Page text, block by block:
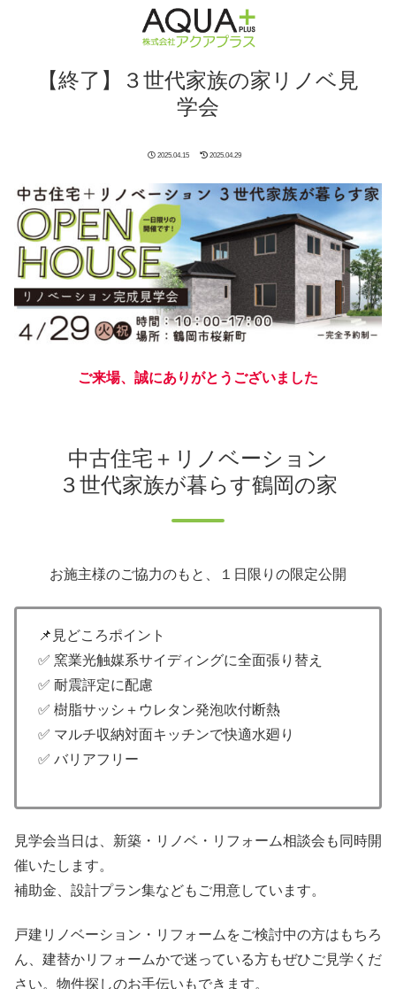
【終了】３世代家族の家リノベ見
学会
2025.04.15 2025.04.29
ご来場、誠にありがとうございました
中古住宅＋リノベーション
３世代家族が暮らす鶴岡の家
お施主様のご協力のもと、１日限りの限定公開
📌見どころポイント
✅ 窯業光触媒系サイディングに全面張り替え
✅ 耐震評定に配慮
✅ 樹脂サッシ＋ウレタン発泡吹付断熱
✅ マルチ収納対面キッチンで快適水廻り
✅ バリアフリー
見学会当日は、新築・リノベ・リフォーム相談会も同時開
催いたします。
補助金、設計プラン集などもご用意しています。
戸建リノベーション・リフォームをご検討中の方はもちろ
ん、建替かリフォームかで迷っている方もぜひご見学くだ
さい。物件探しのお手伝いもできます。